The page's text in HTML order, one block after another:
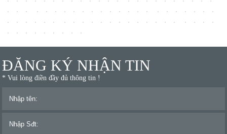
ĐĂNG KÝ NHẬN TIN
* Vui lòng điền đầy đủ thông tin !